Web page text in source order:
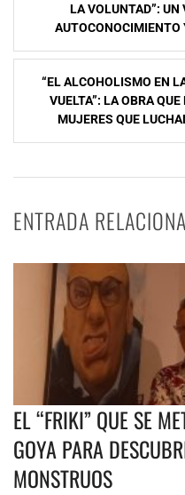
entradas
LA VOLUNTAD”: UN
AUTOCONOCIMIENTO
“EL ALCOHOLISMO EN
VUELTA”: LA OBRA
MUJERES QUE
ENTRADA
EL “FRIKI” QUE SE
GOYA PARA
MONSTRUOS